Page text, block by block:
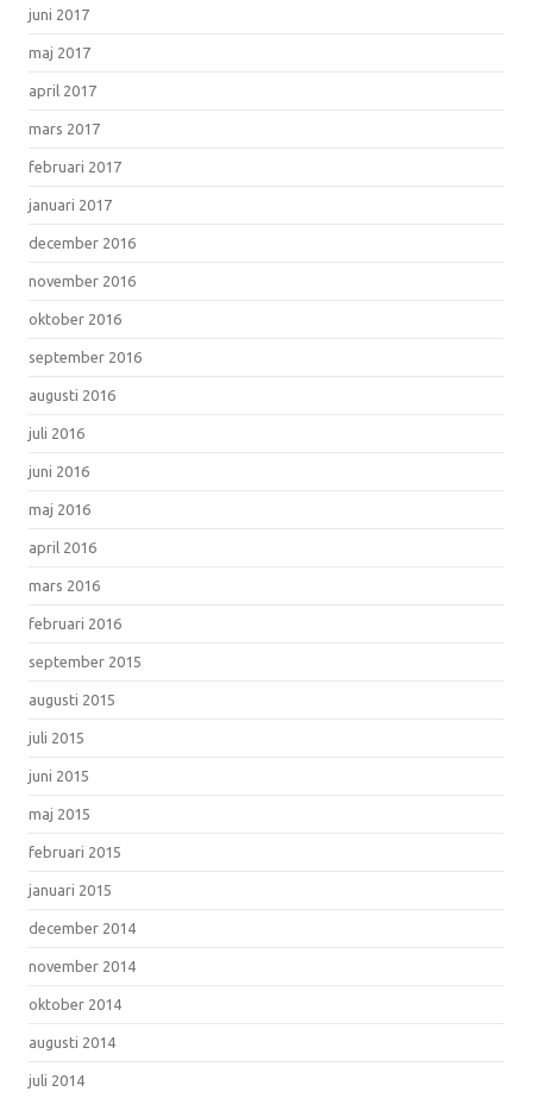
juni 2017
maj 2017
april 2017
mars 2017
februari 2017
januari 2017
december 2016
november 2016
oktober 2016
september 2016
augusti 2016
juli 2016
juni 2016
maj 2016
april 2016
mars 2016
februari 2016
september 2015
augusti 2015
juli 2015
juni 2015
maj 2015
februari 2015
januari 2015
december 2014
november 2014
oktober 2014
augusti 2014
juli 2014